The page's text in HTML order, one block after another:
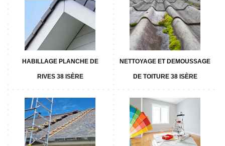
HABILLAGE PLANCHE DE
RIVES 38 ISÈRE
NETTOYAGE ET DEMOUSSAGE
DE TOITURE 38 ISÈRE